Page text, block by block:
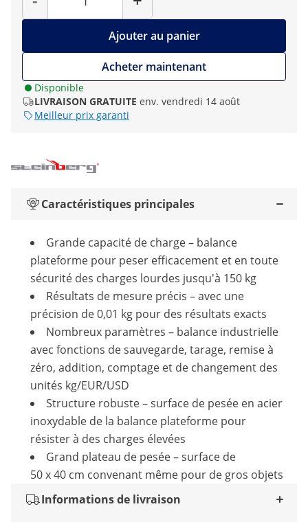
Ajouter au panier
Acheter maintenant
Disponible
LIVRAISON GRATUITE env. vendredi 14 août
Meilleur prix garanti
Caractéristiques principales
Grande capacité de charge – balance
plateforme pour peser efficacement et en toute
sécurité des charges lourdes jusqu'à 150 kg
Résultats de mesure précis – avec une
précision de 0,01 kg pour des résultats exacts
Nombreux paramètres – balance industrielle
avec fonctions de sauvegarde, tarage, remise à
zéro, addition, comptage et de changement des
unités kg/EUR/USD
Structure robuste – surface de pesée en acier
inoxydable de la balance plateforme pour
résister à des charges élevées
Grand plateau de pesée – surface de
50 x 40 cm convenant même pour de gros objets
Informations de livraison